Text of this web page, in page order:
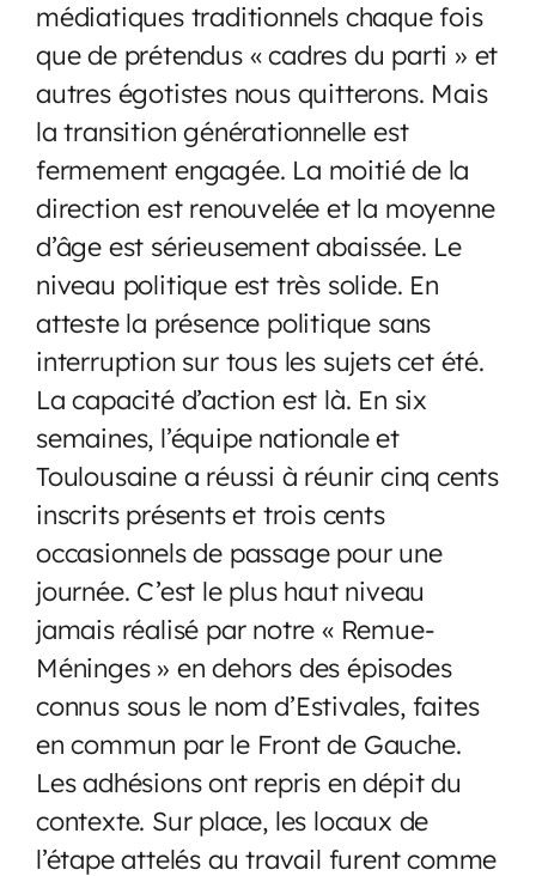
médiatiques traditionnels chaque fois
que de prétendus « cadres du parti » et
autres égotistes nous quitterons. Mais
la transition générationnelle est
fermement engagée. La moitié de la
direction est renouvelée et la moyenne
d’âge est sérieusement abaissée. Le
niveau politique est très solide. En
atteste la présence politique sans
interruption sur tous les sujets cet été.
La capacité d’action est là. En six
semaines, l’équipe nationale et
Toulousaine a réussi à réunir cinq cents
inscrits présents et trois cents
occasionnels de passage pour une
journée. C’est le plus haut niveau
jamais réalisé par notre « Remue-
Méninges » en dehors des épisodes
connus sous le nom d’Estivales, faites
en commun par le Front de Gauche.
Les adhésions ont repris en dépit du
contexte. Sur place, les locaux de
l’étape attelés au travail furent comme